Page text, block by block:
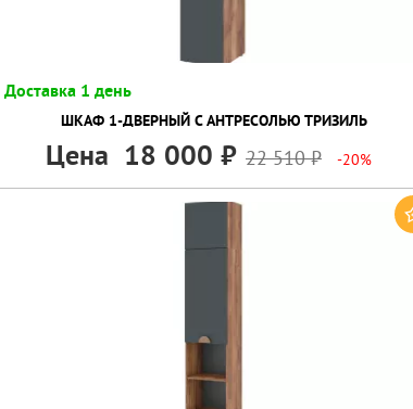
Доставка 1 день
ШКАФ 1-ДВЕРНЫЙ C АНТРЕСОЛЬЮ ТРИЗИЛЬ
Цена 18 000 22 510 -20%